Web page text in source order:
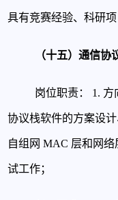
具有竞赛经验、科研
（十五）通信协
岗位职责： 1. 方
协议栈软件的方案设
自组网 MAC 层和网
试工作；